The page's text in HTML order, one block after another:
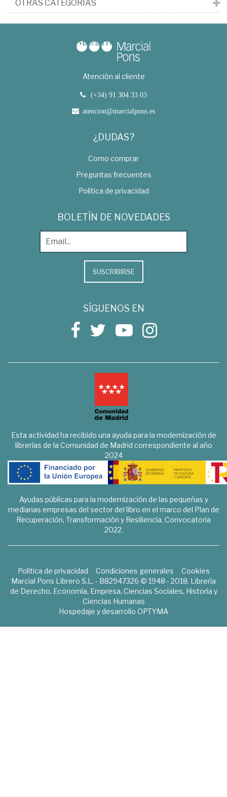
OTRAS CATEGORÍAS
Atención al cliente
(+34) 91 304 33 03
atencion@marcialpons.es
¿DUDAS?
Como comprar
Preguntas frecuentes
Política de privacidad
BOLETÍN DE NOVEDADES
SUSCRIBIRSE
SÍGUENOS EN
Esta actividad ha recibido una ayuda para la modernización de
librerías de la Comunidad de Madrid correspondiente al año
2024
Ayudas públicas para la modernización de las pequeñas y
medianas empresas del sector del libro en el marco del Plan de
Recuperación, Transformación y Resiliencia. Convocatoria
2022.
Política de privacidad Condiciones generales
Cookies
Marcial Pons Librero S.L. - B82947326 © 1948 - 2018. Librería
de Derecho, Economía, Empresa, Ciencias Sociales, Historia y
Ciencias Humanas
Hospedaje y desarrollo OPTYMA